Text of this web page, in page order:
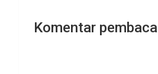
Komentar pembaca